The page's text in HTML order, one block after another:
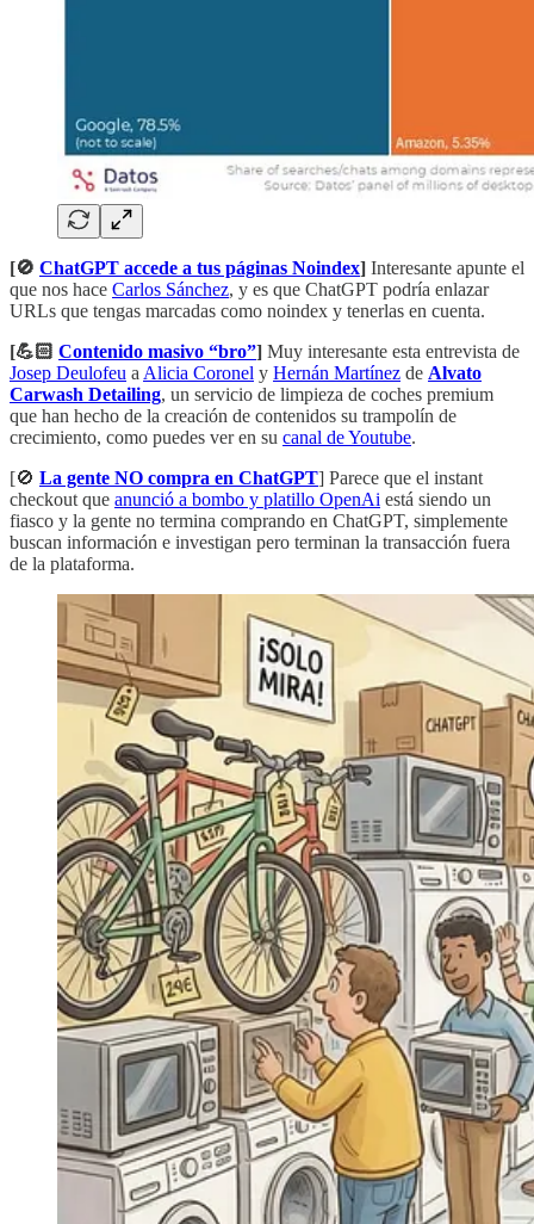
[🚫 ChatGPT accede a tus páginas Noindex] Interesante apunte el
que nos hace Carlos Sánchez, y es que ChatGPT podría enlazar
URLs que tengas marcadas como noindex y tenerlas en cuenta.
[💪🏻 Contenido masivo “bro”] Muy interesante esta entrevista de
Josep Deulofeu a Alicia Coronel y Hernán Martínez de Alvato
Carwash Detailing, un servicio de limpieza de coches premium
que han hecho de la creación de contenidos su trampolín de
crecimiento, como puedes ver en su canal de Youtube.
[🚫 La gente NO compra en ChatGPT] Parece que el instant
checkout que anunció a bombo y platillo OpenAi está siendo un
fiasco y la gente no termina comprando en ChatGPT, simplemente
buscan información e investigan pero terminan la transacción fuera
de la plataforma.